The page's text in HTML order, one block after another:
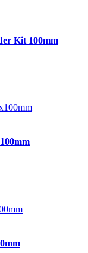
Kit 100mm